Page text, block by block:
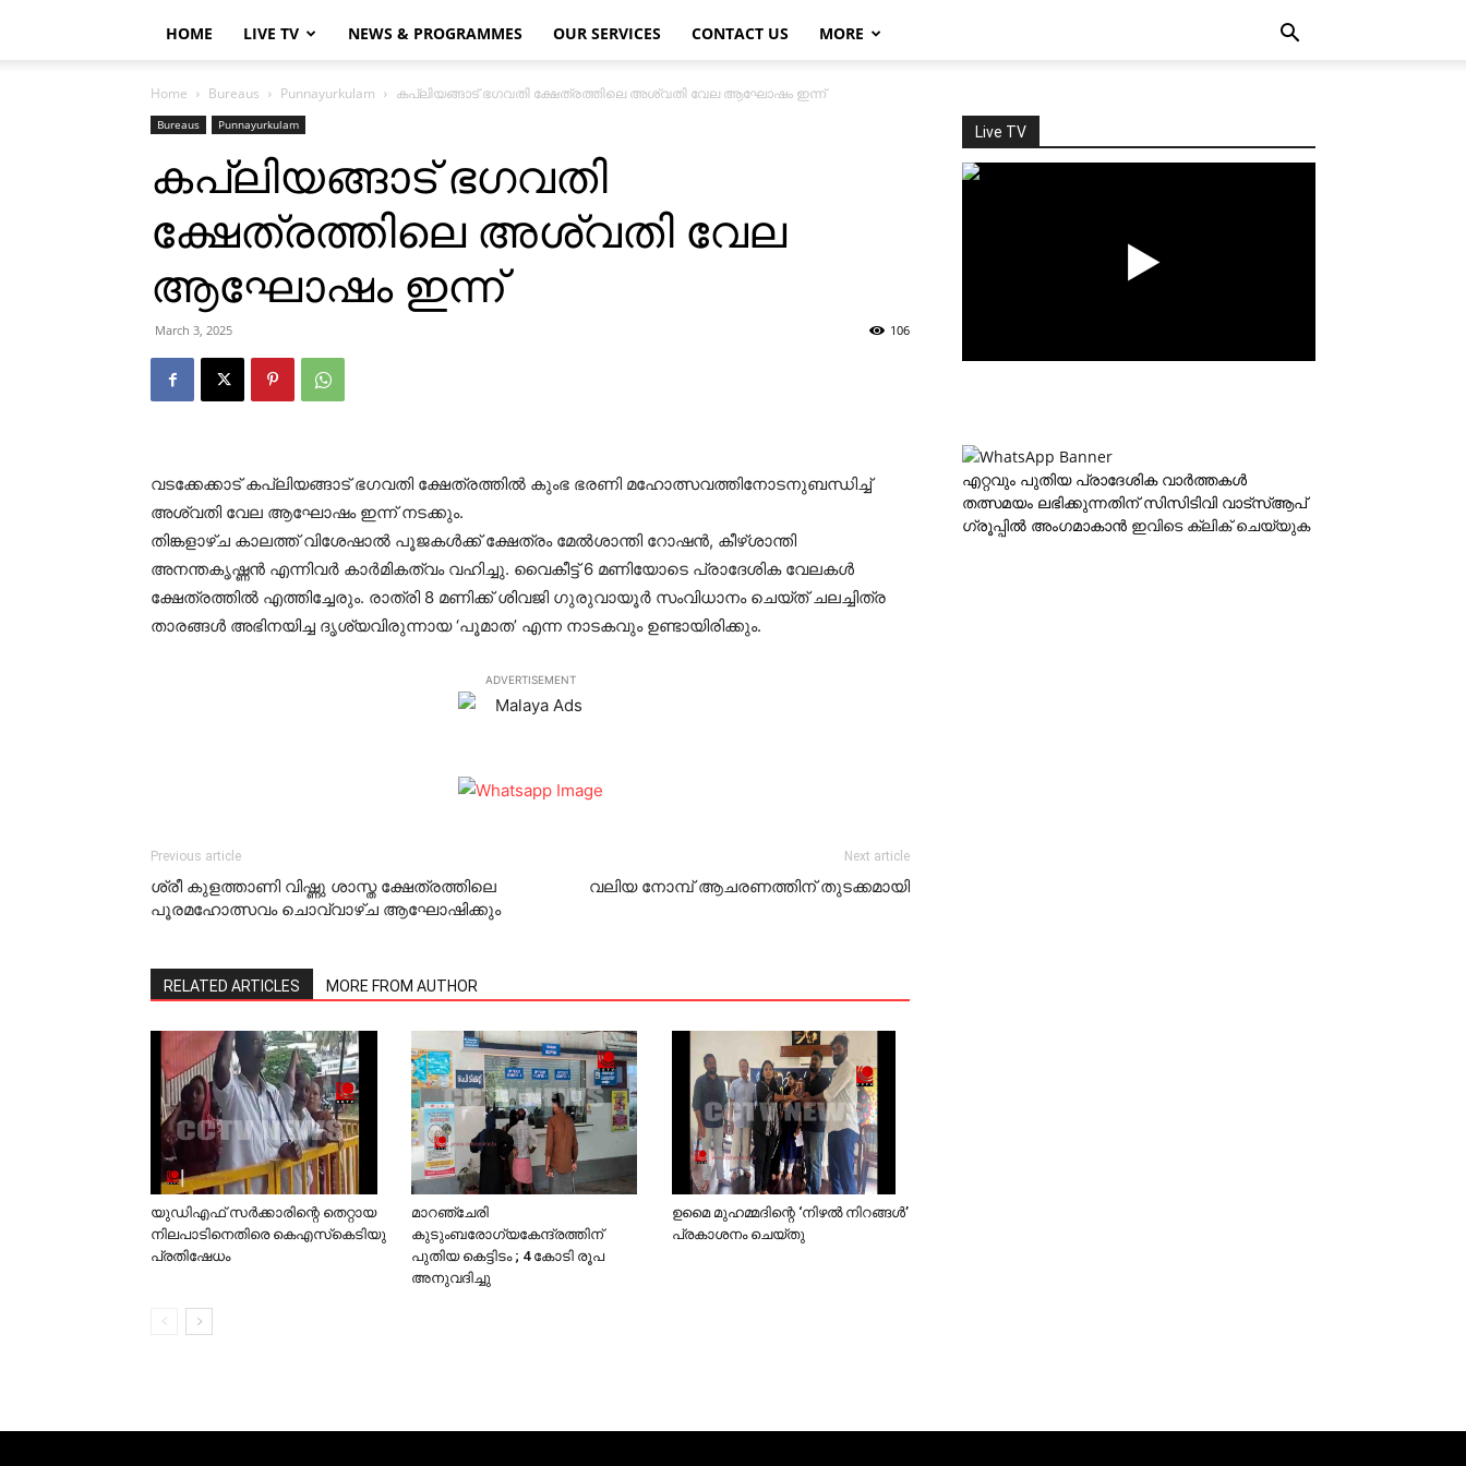
HOME LIVE TV NEWS & PROGRAMMES OUR SERVICES CONTACT US MORE
Home Bureaus Punnayurkulam കപ്ലിയങ്ങാട് ഭഗവതി ക്ഷേത്രത്തിലെ അശ്വതി വേല ആഘോഷം ഇന്ന്
Bureaus Punnayurkulam
കപ്ലിയങ്ങാട് ഭഗവതി
ക്ഷേത്രത്തിലെ അശ്വതി വേല
ആഘോഷം ഇന്ന്
March 3, 2025 106
വടക്കേക്കാട് കപ്ലിയങ്ങാട് ഭഗവതി ക്ഷേത്രത്തില്‍ കുംഭ ഭരണി മഹോത്സവത്തിനോടനുബന്ധിച്ച്
അശ്വതി വേല ആഘോഷം ഇന്ന് നടക്കും.
തിങ്കളാഴ്ച കാലത്ത് വിശേഷാല്‍ പൂജകള്‍ക്ക് ക്ഷേത്രം മേല്‍ശാന്തി റോഷന്‍, കീഴ്ശാന്തി
അനന്തകൃഷ്ണന്‍ എന്നിവര്‍ കാര്‍മികത്വം വഹിച്ചു. വൈകീട്ട് 6 മണിയോടെ പ്രാദേശിക വേലകള്‍
ക്ഷേത്രത്തില്‍ എത്തിച്ചേരും. രാത്രി 8 മണിക്ക് ശിവജി ഗുരുവായൂര്‍ സംവിധാനം ചെയ്ത് ചലച്ചിത്ര
താരങ്ങള്‍ അഭിനയിച്ച ദൃശ്യവിരുന്നായ ‘പൂമാത’ എന്ന നാടകവും ഉണ്ടായിരിക്കും.
ADVERTISEMENT
Previous article
ശ്രീ കുളത്താണി വിഷ്ണു ശാസ്ത ക്ഷേത്രത്തിലെ
പൂരമഹോത്സവം ചൊവ്വാഴ്ച ആഘോഷിക്കും
Next article
വലിയ നോമ്പ് ആചരണത്തിന് തുടക്കമായി
RELATED ARTICLES MORE FROM AUTHOR
യുഡിഎഫ് സര്‍ക്കാരിന്റെ തെറ്റായ
നിലപാടിനെതിരെ കെഎസ്‌കെടിയു
പ്രതിഷേധം
മാറഞ്ചേരി
കുടുംബരോഗ്യകേന്ദ്രത്തിന്
പുതിയ കെട്ടിടം ; 4 കോടി രൂപ
അനുവദിച്ചു
ഉമൈ മുഹമ്മദിന്റെ ‘നിഴല്‍ നിറങ്ങള്‍’
പ്രകാശനം ചെയ്തു
Live TV
എറ്റവും പുതിയ പ്രാദേശിക വാര്‍ത്തകള്‍
തത്സമയം ലഭിക്കുന്നതിന് സിസിടിവി വാട്‌സ്ആപ്
ഗ്രൂപ്പില്‍ അംഗമാകാന്‍ ഇവിടെ ക്ലിക് ചെയ്യുക